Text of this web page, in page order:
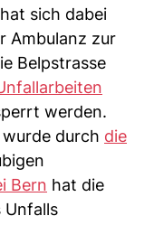
sich dabei
Ambulanz zur
Belpstrasse
werden.
durch die
Bern hat die
Unfalls